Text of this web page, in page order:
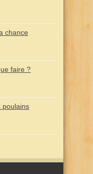
chance
faire ?
poulains